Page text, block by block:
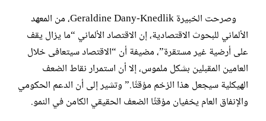
وصرحت الخبيرة Geraldine Dany-Knedlik، من المعهد
الألماني للبحوث الاقتصادية، إن الاقتصاد الألماني “ما يزال يقف
على أرضية غير مستقرة”، مضيفة أن “الاقتصاد سيتعافى خلال
العامين المقبلين بشكل ملموس، إلا أن استمرار نقاط الضعف
الهيكلية سيجعل هذا الزخم مؤقتًا.” وتشير إلى أن الدعم الحكومي
والإنفاق العام يخفيان مؤقتًا الضعف الحقيقي الكامن في النمو.